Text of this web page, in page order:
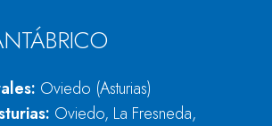
Oviedo (Asturias)
Oviedo, La Fresneda,